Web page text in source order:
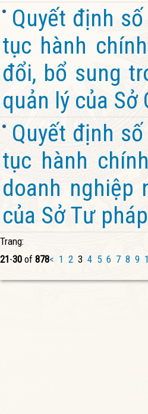
Quyết định
tục hành
đổi, bổ sung
quản lý của
Quyết định
tục hành
doanh nghiệp
của Sở Tư
Trang:
21-30 of 878< 1 2 3 4 5 6 7 8 9